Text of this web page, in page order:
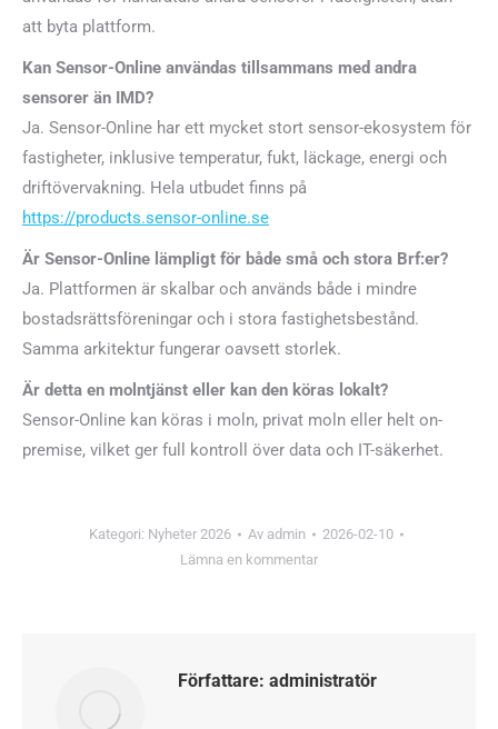
att byta plattform.
Kan Sensor-Online användas tillsammans med andra
sensorer än IMD?
Ja. Sensor-Online har ett mycket stort sensor-ekosystem för
fastigheter, inklusive temperatur, fukt, läckage, energi och
driftövervakning. Hela utbudet finns på
https://products.sensor-online.se
Är Sensor-Online lämpligt för både små och stora Brf:er?
Ja. Plattformen är skalbar och används både i mindre
bostadsrättsföreningar och i stora fastighetsbestånd.
Samma arkitektur fungerar oavsett storlek.
Är detta en molntjänst eller kan den köras lokalt?
Sensor-Online kan köras i moln, privat moln eller helt on-
premise, vilket ger full kontroll över data och IT-säkerhet.
Kategori: Nyheter 2026 Av admin
2026-02-10
Lämna en kommentar
Författare: administratör